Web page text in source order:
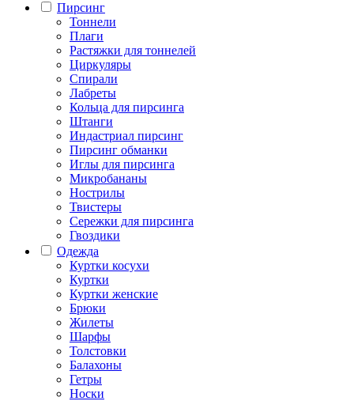
Пирсинг
Тоннели
Плаги
Растяжки для тоннелей
Циркуляры
Спирали
Лабреты
Кольца для пирсинга
Штанги
Индастриал пирсинг
Пирсинг обманки
Иглы для пирсинга
Микробананы
Нострилы
Твистеры
Сережки для пирсинга
Гвоздики
Одежда
Куртки косухи
Куртки
Куртки женские
Брюки
Жилеты
Шарфы
Толстовки
Балахоны
Гетры
Носки